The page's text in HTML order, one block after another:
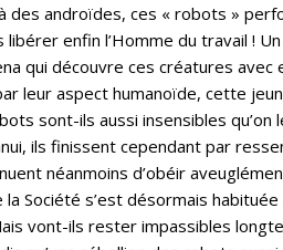
des androïdes, ces « robots »
enfin l’Homme du travail !
qui découvre ces créatures avec
leur aspect humanoïde, cette
sont-ils aussi insensibles qu’on
ils finissent cependant par
néanmoins d’obéir
Société s’est désormais
vont-ils rester impassibles